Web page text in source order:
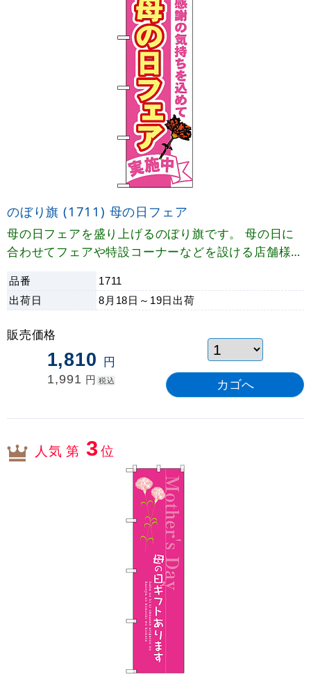
のぼり旗 (1711) 母の日フェア
母の日フェアを盛り上げるのぼり旗です。 母の日に
合わせてフェアや特設コーナーなどを設ける店舗様の
ンで店内で、店頭でお客様にアピールできます。
品番 1711
出荷日 8月18日～19日 出荷
販売価格
1,810 円
1,991 円 税込
人気 第 3位